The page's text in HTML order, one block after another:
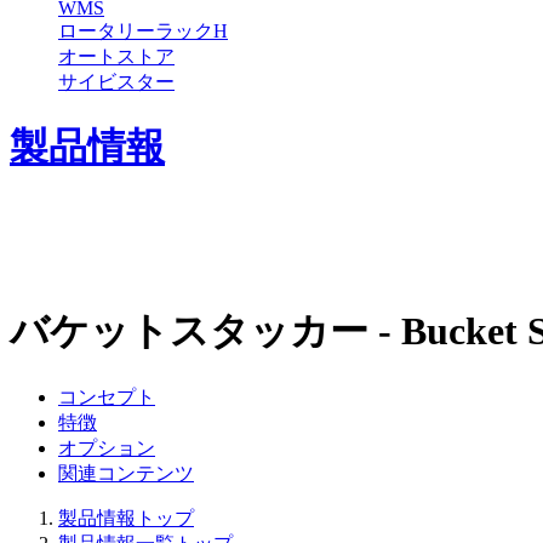
WMS
ロータリーラックH
オートストア
サイビスター
製品情報
バケットスタッカー - Bucket
コンセプト
特徴
オプション
関連コンテンツ
製品情報トップ